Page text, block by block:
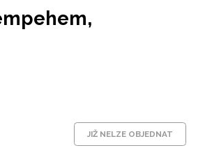
JIŽ NELZE OBJEDNAT